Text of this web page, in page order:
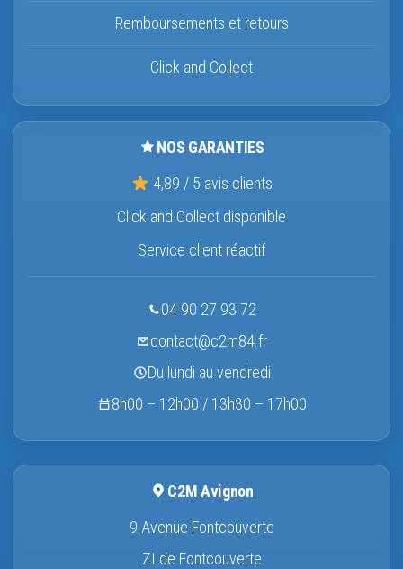
Remboursements et retours
Click and Collect
NOS GARANTIES
4,89 / 5 avis clients
Click and Collect disponible
Service client réactif
04 90 27 93 72
contact@c2m84.fr
Du lundi au vendredi
8h00 – 12h00 / 13h30 – 17h00
C2M Avignon
9 Avenue Fontcouverte
ZI de Fontcouverte